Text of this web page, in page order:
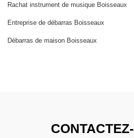
Rachat instrument de musique Boisseaux
Entreprise de débarras Boisseaux
Débarras de maison Boisseaux